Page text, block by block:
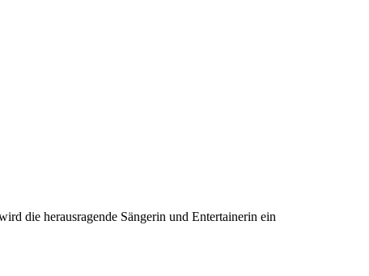
die herausragende Sängerin und Entertainerin ein